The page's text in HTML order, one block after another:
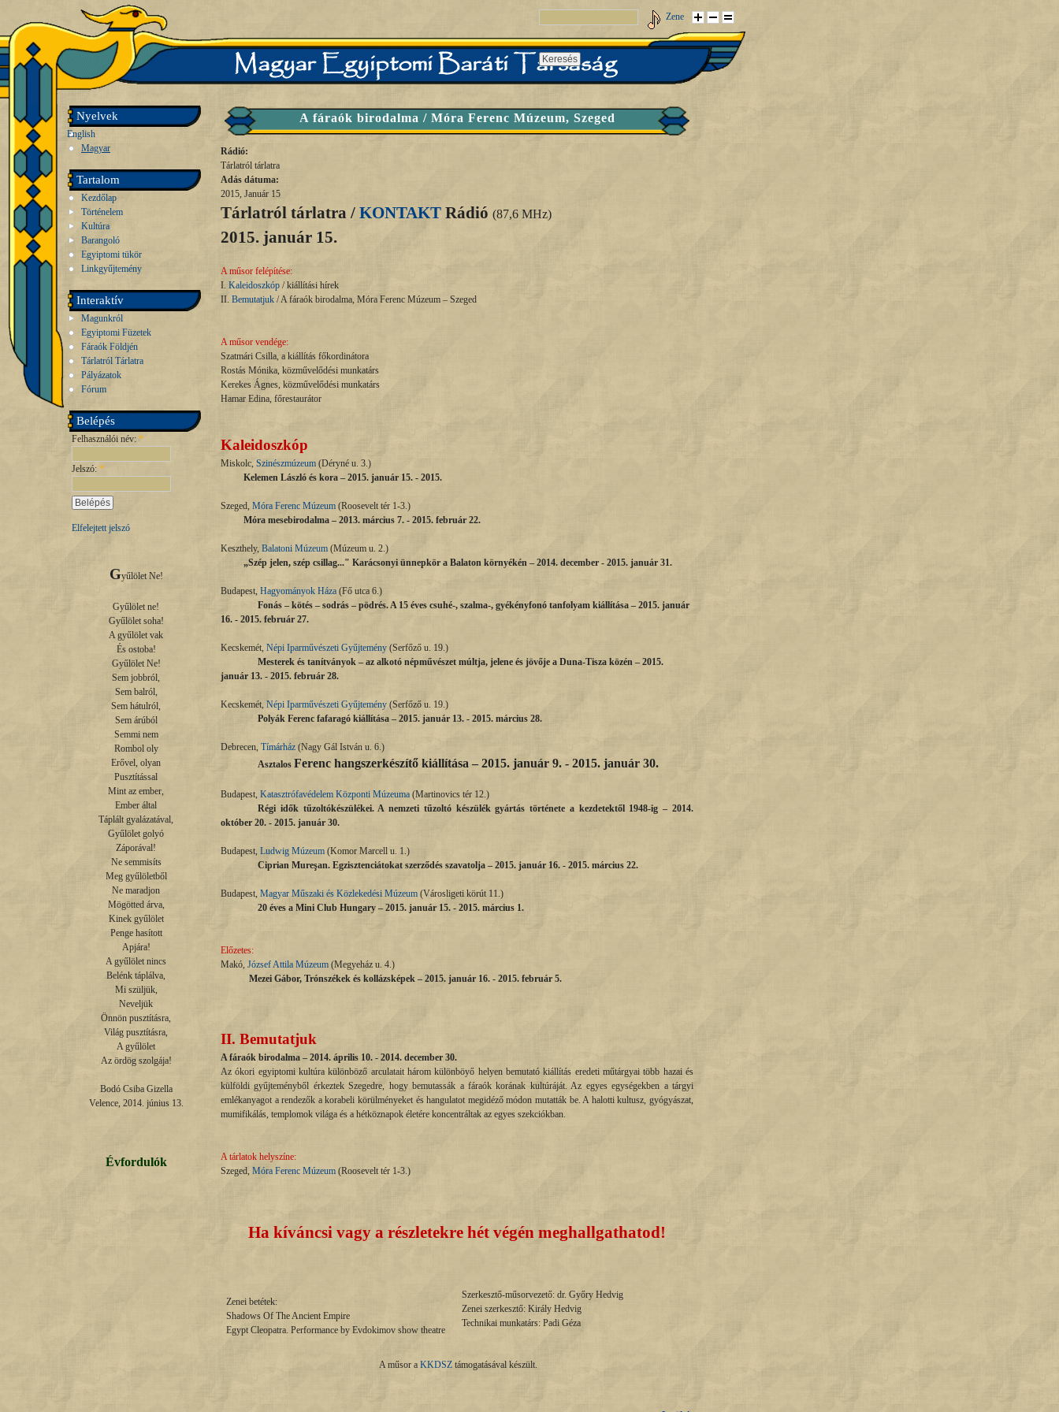
Zene
Nyelvek
English
Magyar
Tartalom
Kezdőlap
Történelem
Kultúra
Barangoló
Egyiptomi tükör
Linkgyűjtemény
Interaktív
Magunkról
Egyiptomi Füzetek
Fáraók Földjén
Tárlatról Tárlatra
Pályázatok
Fórum
Belépés
Felhasználói név: *
Jelszó: *
Elfelejtett jelszó
Gyűlölet Ne!
Gyűlölet ne!
Gyűlölet soha!
A gyűlölet vak
És ostoba!
Gyűlölet Ne!
Sem jobbról,
Sem balról,
Sem hátulról,
Sem árúból
Semmi nem
Rombol oly
Erővel, olyan
Pusztítással
Mint az ember,
Ember által
Táplált gyalázatával,
Gyűlölet golyó
Záporával!
Ne semmisíts
Meg gyűlöletből
Ne maradjon
Mögötted árva,
Kinek gyűlölet
Penge hasított
Apjára!
A gyűlölet nincs
Belénk táplálva,
Mi szüljük,
Neveljük
Önnön pusztításra,
Világ pusztításra,
A gyűlölet
Az ördög szolgája!
Bodó Csiba Gizella
Velence, 2014. június 13.
Évfordulók
A fáraók birodalma / Móra Ferenc Múzeum, Szeged
Rádió:
Tárlatról tárlatra
Adás dátuma:
2015, Január 15
Tárlatról tárlatra / KONTAKT Rádió (87,6 MHz)
2015. január 15.
A műsor felépítése:
I. Kaleidoszkóp / kiállítási hírek
II. Bemutatjuk / A fáraók birodalma, Móra Ferenc Múzeum – Szeged
A műsor vendége:
Szatmári Csilla, a kiállítás főkordinátora
Rostás Mónika, közművelődési munkatárs
Kerekes Ágnes, közművelődési munkatárs
Hamar Edina, főrestaurátor
Kaleidoszkóp
Miskolc, Szinészmúzeum (Déryné u. 3.)
Kelemen László és kora – 2015. január 15. - 2015.
Szeged, Móra Ferenc Múzeum (Roosevelt tér 1-3.)
Móra mesebirodalma – 2013. március 7. - 2015. február 22.
Keszthely, Balatoni Múzeum (Múzeum u. 2.)
„Szép jelen, szép csillag..." Karácsonyi ünnepkör a Balaton környékén – 2014. december - 2015. január 31.
Budapest, Hagyományok Háza (Fő utca 6.)
Fonás – kötés – sodrás – pödrés. A 15 éves csuhé-, szalma-, gyékényfonó tanfolyam kiállítása – 2015. január
16. - 2015. február 27.
Kecskemét, Népi Iparművészeti Gyűjtemény (Serfőző u. 19.)
Mesterek és tanítványok – az alkotó népművészet múltja, jelene és jövője a Duna-Tisza közén – 2015.
január 13. - 2015. február 28.
Kecskemét, Népi Iparművészeti Gyűjtemény (Serfőző u. 19.)
Polyák Ferenc fafaragó kiállítása –2015. január 13. - 2015. március 28.
Debrecen, Tímárház (Nagy Gál István u. 6.)
AsztalosFerenc hangszerkészítő kiállítása – 2015.január9. - 2015.január30.
Budapest, Katasztrófavédelem Központi Múzeuma (Martinovics tér 12.)
Régi idők tűzoltókészülékei. A nemzeti tűzoltó készülék gyártás története a kezdetektől 1948-ig – 2014.
október 20. - 2015. január 30.
Budapest, Ludwig Múzeum (Komor Marcell u. 1.)
Ciprian Mureşan. Egzisztenciátokat szerződés szavatolja – 2015. január 16. - 2015. március 22.
Budapest, Magyar Műszaki és Közlekedési Múzeum (Városligeti körút 11.)
20 éves a Mini Club Hungary – 2015. január 15. - 2015. március 1.
Előzetes:
Makó, József Attila Múzeum (Megyeház u. 4.)
Mezei Gábor, Trónszékek és kollázsképek – 2015. január 16. - 2015. február 5.
II. Bemutatjuk
A fáraók birodalma – 2014. április 10. - 2014. december 30.
Az ókori egyiptomi kultúra különböző arculatait három különböyő helyen bemutató kiállítás eredeti műtárgyai több hazai és
külföldi gyűjteményből érkeztek Szegedre, hogy bemutassák a fáraók korának kultúráját. Az egyes egységekben a tárgyi
emlékanyagot a rendezők a korabeli körülményeket és hangulatot megidéző módon mutatták be. A halotti kultusz, gyógyászat,
mumifikálás, templomok világa és a hétköznapok életére koncentráltak az egyes szekciókban.
A tárlatok helyszíne:
Szeged, Móra Ferenc Múzeum (Roosevelt tér 1-3.)
Ha kíváncsi vagy a részletekre hét végén meghallgathatod!
Zenei betétek:
Shadows Of The Ancient Empire
Egypt Cleopatra. Performance by Evdokimov show theatre
Szerkesztő-műsorvezető: dr. Győry Hedvig
Zenei szerkesztő: Király Hedvig
Technikai munkatárs: Padi Géza
A műsor a KKDSZ támogatásával készült.